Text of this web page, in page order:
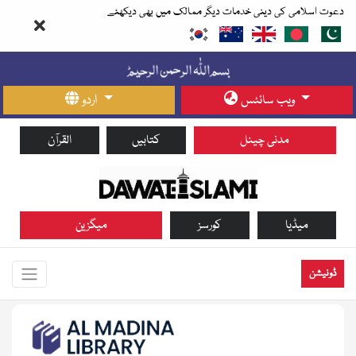
دعوت اسلامی کی دینی خدمات دیگر ممالک میں بھی دیکھئے
اردو ویب سائٹس
القرآن کتابیں مدنی چینل
میگزین کورسز میڈیا
ڈونیشن